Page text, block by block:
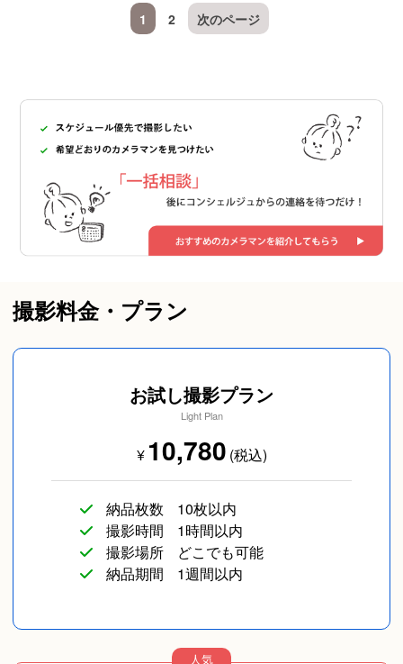
1 2 次のページ
撮影料金・プラン
お試し撮影プラン
Light Plan
¥10,780 (税込)
納品枚数
10枚以内
撮影時間
1時間以内
撮影場所
どこでも可能
納品期間
1週間以内
人気